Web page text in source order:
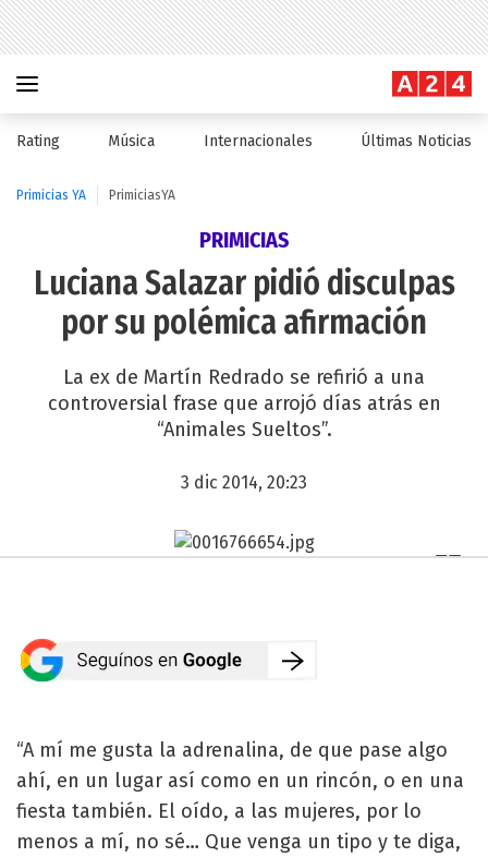
Rating Música Internacionales Últimas Noticias
Primicias YA PrimiciasYA
PRIMICIAS
Luciana Salazar pidió disculpas
por su polémica afirmación
La ex de Martín Redrado se refirió a una
controversial frase que arrojó días atrás en
“Animales Sueltos”.
3 dic 2014, 20:23
“A mí me gusta la adrenalina, de que pase algo
ahí, en un lugar así como en un rincón, o en una
fiesta también. El oído, a las mujeres, por lo
menos a mí, no sé… Que venga un tipo y te diga,